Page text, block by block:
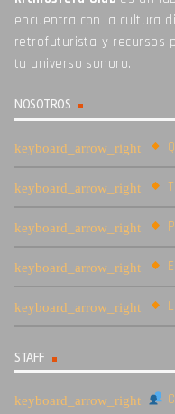
encuentra con la cultura
retrofuturista y recursos
tu universo sonoro.
NOSOTROS
STAFF